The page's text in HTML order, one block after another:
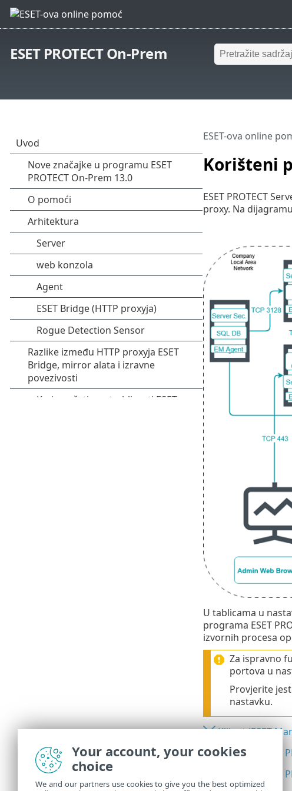
ESET PROTECT On-Prem
Korišteni
ESET-ova online
ESET PROTECT
proxy. Na
U tablicama u
programa ESET
izvornih procesa
Za ispravno
portova u
Provjerite
nastavku.
Klijent (ESET
Računalo ESET
Računalo ESET
Your account, your cookies
choice
We and our partners use cookies to give you the best optimized